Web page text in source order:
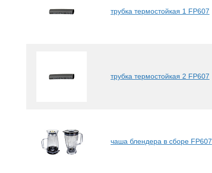
трубка термостойкая 1 FP607
трубка термостойкая 2 FP607
чаша блендера в сборе FP607